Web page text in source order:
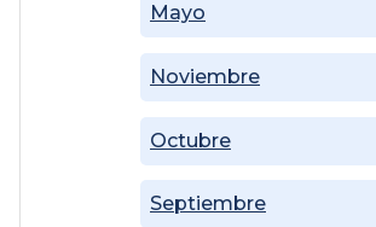
Mayo
Noviembre
Octubre
Septiembre